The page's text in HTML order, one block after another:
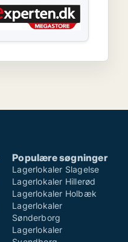
Populære søgninger
Lagerlokaler Slagelse
Lagerlokaler Hillerød
Lagerlokaler Holbæk
Lagerlokaler
Sønderborg
Lagerlokaler